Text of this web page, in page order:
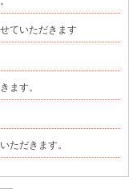
ていただきます
ます。
ただきます。